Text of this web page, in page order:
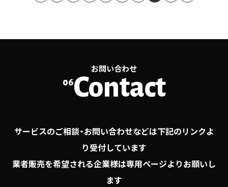
お問い合わせ
06Contact
サービスのご相談・お問い合わせなどは下記のリンクよ
り受付しています
業者販売を希望される企業様は専用ページよりお願いし
ます